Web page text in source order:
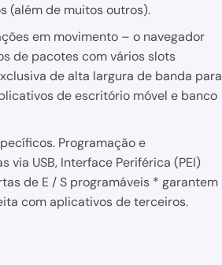
(além de muitos outros).
em movimento – o navegador
de pacotes com vários slots
de alta largura de banda para
de escritório móvel e banco
Programação e
via USB, Interface Periférica (PEI)
de E / S programáveis ​​* garantem
com aplicativos de terceiros.